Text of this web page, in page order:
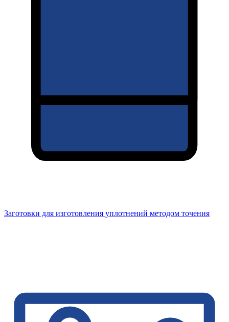
Заготовки для изготовления уплотнений методом точения